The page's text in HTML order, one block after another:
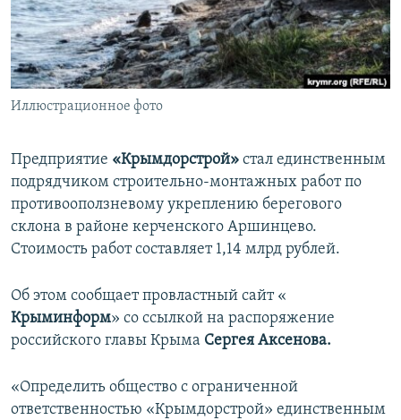
ПОБЕДИТЕЛЕЙ НЕ СУДЯТ?
КРЫМ.НЕПОКОРЕННЫЙ
ELIFBE
УКРАИНСКАЯ ПРОБЛЕМА КРЫМА
ПРИСОЕДИНЯЙТЕСЬ!
Иллюстрационное фото
Предприятие «Крымдорстрой» стал единственным
подрядчиком строительно-монтажных работ по
противооползневому укреплению берегового
склона в районе керченского Аршинцево.
Стоимость работ составляет 1,14 млрд рублей.
Об этом сообщает провластный сайт «​
Крыминформ»​ со ссылкой на распоряжение
российского главы Крыма Сергея Аксенова.
«Определить общество с ограниченной
ответственностью «Крымдорстрой» единственным